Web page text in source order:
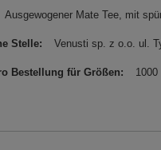
Ausgewogener Mate Tee, mit
Stelle Venusti sp. z o.o. ul.
Bestellung für Größen 1000